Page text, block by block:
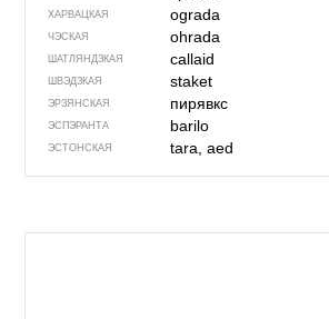
ХАРВАЦКАЯ ograda
ЧЭСКАЯ ohrada
ШАТЛЯНДЗКАЯ callaid
ШВЭДЗКАЯ staket
ЭРЗЯНСКАЯ пирявкс
ЭСПЭРАНТА barilo
ЭСТОНСКАЯ tara, aed